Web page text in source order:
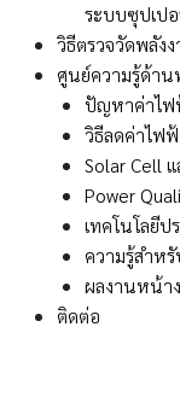
ระบบซุปเปอ
วิธีตรวจวัดพลัง
ศูนย์ความรู้ด้าน
ปัญหาค่าไฟ
วิธีลดค่าไฟฟ้
Solar Cell
Power
เทคโนโลยี
ความรู้สำห
ผลงานหน้า
ติดต่อ